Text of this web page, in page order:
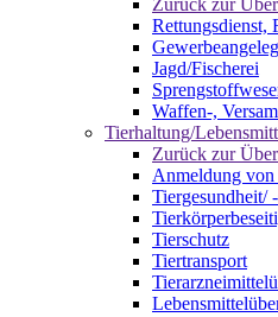
Rettungsdienst,
Jagd/Fischerei
Waffen-,
Tierhaltung/
Zurück zur
Anmeldung von
Tiergesundheit/
Tierschutz
Tiertransport